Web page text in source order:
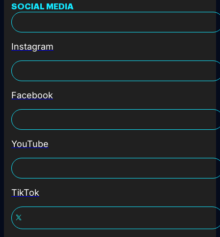
SOCIAL MEDIA
Instagram
Facebook
YouTube
TikTok